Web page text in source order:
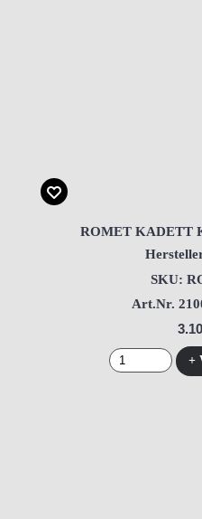
ROMET KADETT
SKU:
Art.Nr.
+